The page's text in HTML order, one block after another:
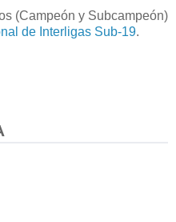
(Campeón y Subcampeón)
de Interligas Sub-19.